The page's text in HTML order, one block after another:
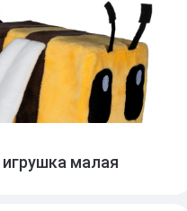
малая